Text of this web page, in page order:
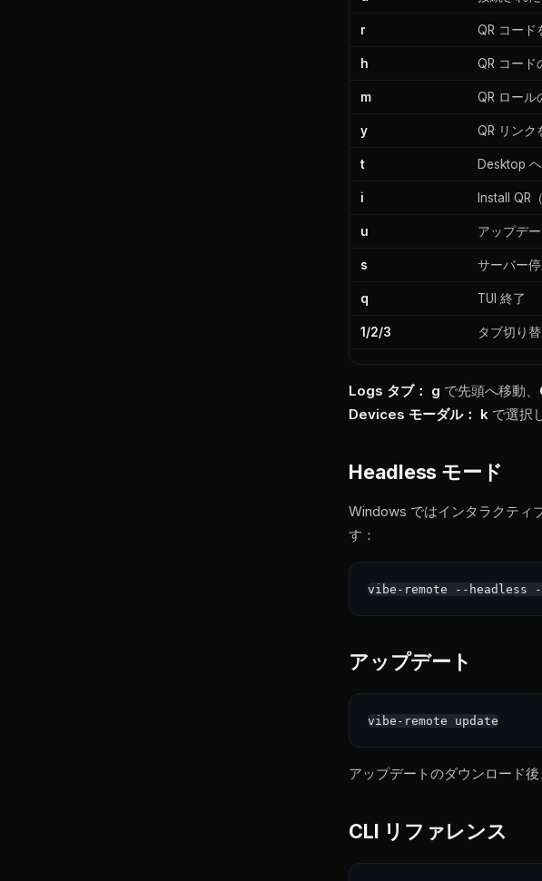
r QR コード
h QR コード
m QR ロール
y QR リンク
t Desktop
i Install QR
u アップデ
s サーバー停
q TUI 終了
1/2/3 タブ切り
Logs タブ： g で先頭へ移動、
Devices モーダル： k で選択
Headless モード
Windows ではインタラクティ
す：
アップデート
アップデートのダウンロード
CLI リファレンス